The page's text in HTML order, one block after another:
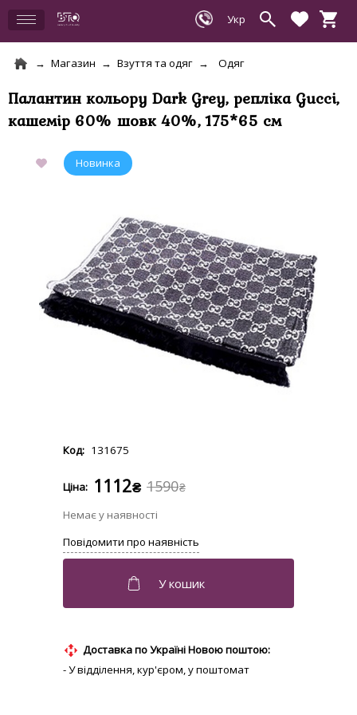
Магазин Взуття та одяг Одяг
Палантин кольору Dark Grey, репліка Gucci,
кашемір 60% шовк 40%, 175*65 см
131675
1590₴
1112₴
Доставка по Україні Новою поштою:
- У відділення, кур'єром, у поштомат